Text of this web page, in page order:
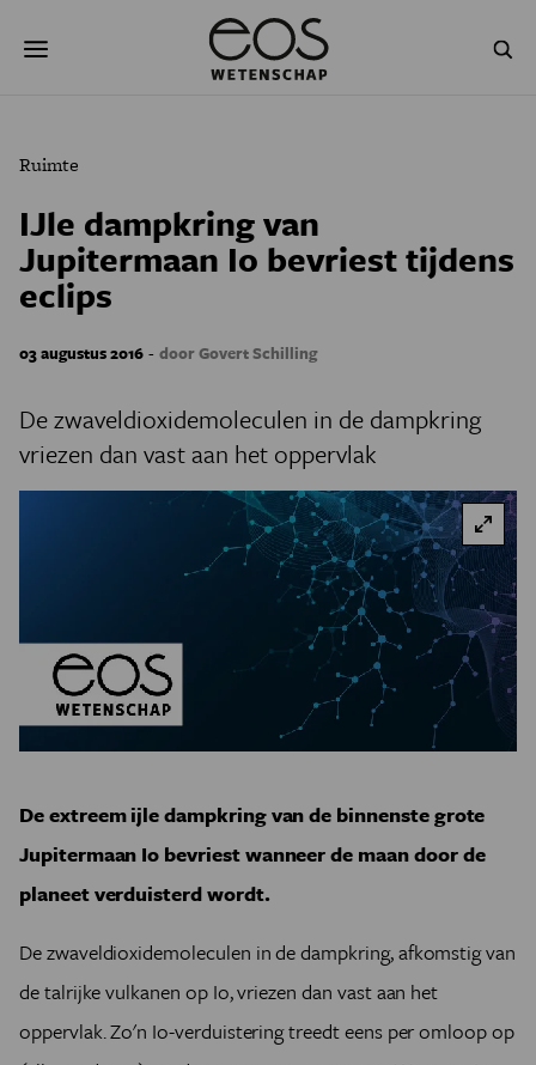
naar
NATUURWETENSCHAPPEN GESCHIEDENIS
PSYCHE & BREIN
JONGE UITDAGERS
Ruimte
IJle dampkring van
Jupitermaan Io bevriest tijdens
eclips
03 augustus 2016 - door Govert Schilling
De zwaveldioxidemoleculen in de dampkring
vriezen dan vast aan het oppervlak
De extreem ijle dampkring van de binnenste grote
Jupitermaan Io bevriest wanneer de maan door de
planeet verduisterd wordt.
De zwaveldioxidemoleculen in de dampkring, afkomstig van
de talrijke vulkanen op Io, vriezen dan vast aan het
oppervlak. Zo'n Io-verduistering treedt eens per omloop op